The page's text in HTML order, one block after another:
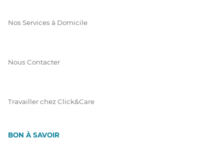
Nos Services à Domicile
Nous Contacter
Travailler chez Click&Care
BON À SAVOIR